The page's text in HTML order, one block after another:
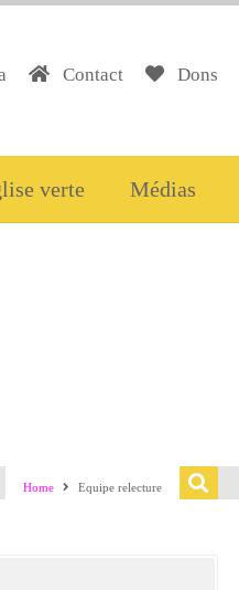
Contact Dons
verte Médias
Home Equipe relecture